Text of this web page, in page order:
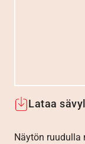
Lataa
Näytön ruudulla